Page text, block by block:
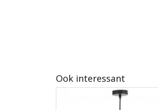
Ook interessant